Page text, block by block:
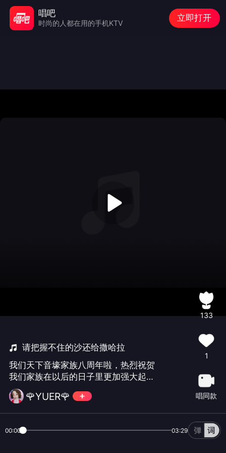
请把握不住的沙还给撒哈拉
我们天下音壕家族八周年啦，热烈祝贺
我们家族在以后的日子里更加强大起
来！
🌹YUER🌹
133
1
唱同款
00:00 03:29
唱吧
时尚的人都在用的手机KTV
立即打开